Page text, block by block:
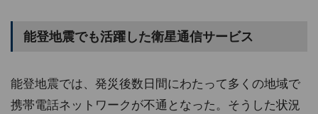
能登地震でも活躍した衛星通信サービス
能登地震では、発災後数日間にわたって多くの地域で
携帯電話ネットワークが不通となった。そうした状況